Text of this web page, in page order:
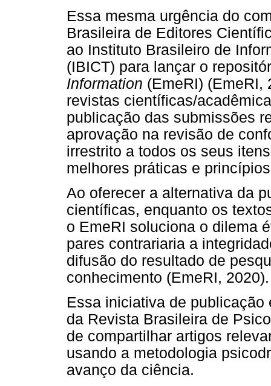
Essa mesma urgência do
Brasileira de Editores
ao Instituto Brasileiro de
(IBICT) para lançar o
Information (EmeRI) (EmeRI,
revistas científicas/
publicação das submissões
aprovação na revisão de
irrestrito a todos os seus
melhores práticas e
Ao oferecer a alternativa da
científicas, enquanto os
o EmeRI soluciona o dilema
pares contrariaria a
difusão do resultado de
conhecimento (EmeRI, 2020).
Essa iniciativa de
da Revista Brasileira de
de compartilhar artigos
usando a metodologia
avanço da ciência.